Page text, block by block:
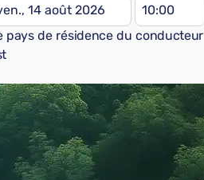
pays de résidence du conducteur